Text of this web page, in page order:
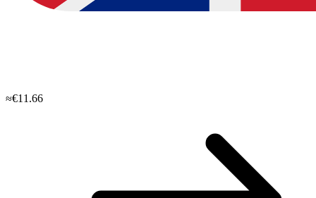
≈€11.66